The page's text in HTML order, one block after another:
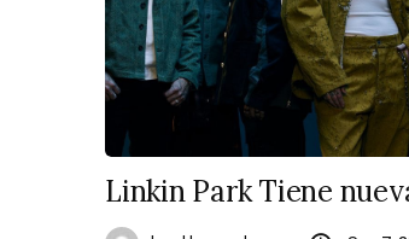
Linkin Park Tiene